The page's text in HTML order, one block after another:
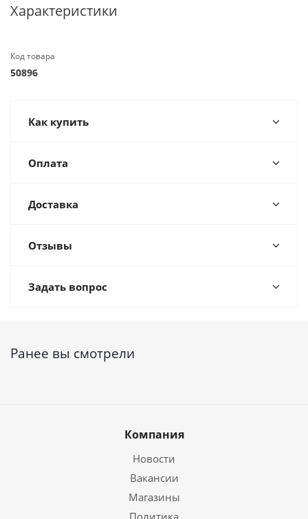
Характеристики
Код товара
50896
Как купить
Оплата
Доставка
Отзывы
Задать вопрос
Ранее вы смотрели
Компания
Новости
Вакансии
Магазины
Политика